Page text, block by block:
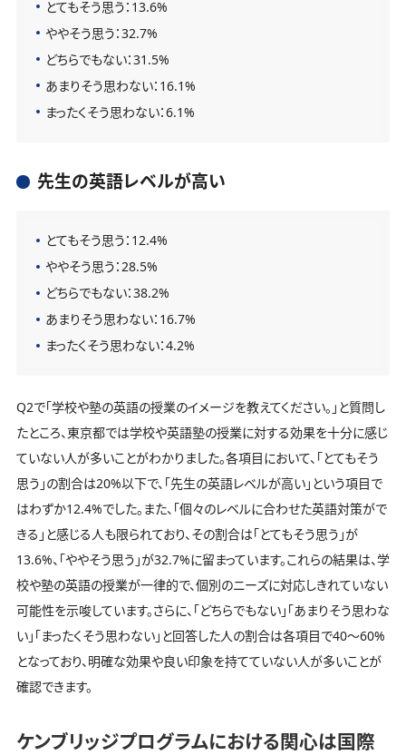
とてもそう思う：13.6%
ややそう思う：32.7%
どちらでもない：31.5%
あまりそう思わない：16.1%
まったくそう思わない：6.1%
先生の英語レベルが高い
とてもそう思う：12.4%
ややそう思う：28.5%
どちらでもない：38.2%
あまりそう思わない：16.7%
まったくそう思わない：4.2%
Q2で「学校や塾の英語の授業のイメージを教えてください。」と質問し
たところ、東京都では学校や英語塾の授業に対する効果を十分に感じ
ていない人が多いことがわかりました。各項目において、「とてもそう
思う」の割合は20%以下で、「先生の英語レベルが高い」という項目で
はわずか12.4%でした。また、「個々のレベルに合わせた英語対策がで
きる」と感じる人も限られており、その割合は「とてもそう思う」が
13.6%、「ややそう思う」が32.7%に留まっています。これらの結果は、学
校や塾の英語の授業が一律的で、個別のニーズに対応しきれていない
可能性を示唆しています。さらに、「どちらでもない」「あまりそう思わな
い」「まったくそう思わない」と回答した人の割合は各項目で40～60%
となっており、明確な効果や良い印象を持てていない人が多いことが
確認できます。
ケンブリッジプログラムにおける関心は国際